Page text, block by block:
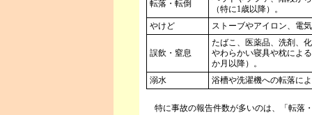
転落・転倒
（特に1歳以降）。
やけど
ストーブやアイロン、電
誤飲・窒息
たばこ、医薬品、洗剤、
やわらかい寝具や枕によ
か月以降）。
溺水
浴槽や洗濯機への転落に
特に事故の報告件数が多いのは、「転落